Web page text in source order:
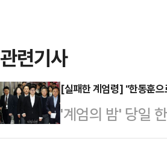
관련기사
[실패한 계엄령] "한동훈
'계엄의 밤' 당일
들이 본회의에 참